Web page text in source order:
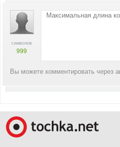
символов
999
Вы можете комментировать через